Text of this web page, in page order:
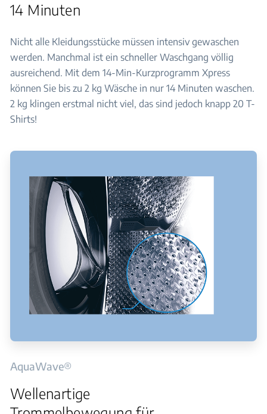
14 Minuten
Nicht alle Kleidungsstücke müssen intensiv gewaschen
werden. Manchmal ist ein schneller Waschgang völlig
ausreichend. Mit dem 14-Min-Kurzprogramm Xpress
können Sie bis zu 2 kg Wäsche in nur 14 Minuten waschen.
2 kg klingen erstmal nicht viel, das sind jedoch knapp 20 T-
Shirts!
AquaWave®
Wellenartige